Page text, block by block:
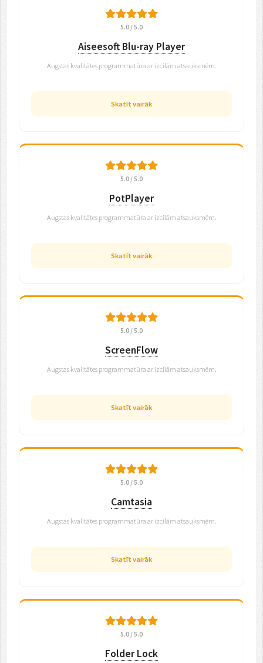
5.0 / 5.0
Aiseesoft Blu-ray Player
Augstas kvalitātes programmatūra ar izcilām atsauksmēm.
Skatīt vairāk
5.0 / 5.0
PotPlayer
Augstas kvalitātes programmatūra ar izcilām atsauksmēm.
Skatīt vairāk
5.0 / 5.0
ScreenFlow
Augstas kvalitātes programmatūra ar izcilām atsauksmēm.
Skatīt vairāk
5.0 / 5.0
Camtasia
Augstas kvalitātes programmatūra ar izcilām atsauksmēm.
Skatīt vairāk
5.0 / 5.0
Folder Lock